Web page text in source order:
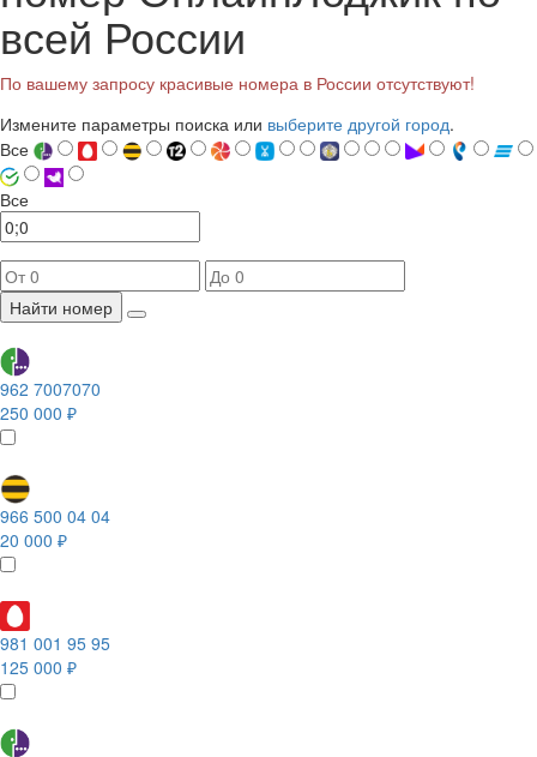
всей России
По вашему запросу красивые номера в России отсутствуют!
Измените параметры поиска или выберите другой город.
Все
Все
Найти номер
962 7007070
250 000 ₽
966 500 04 04
20 000 ₽
981 001 95 95
125 000 ₽